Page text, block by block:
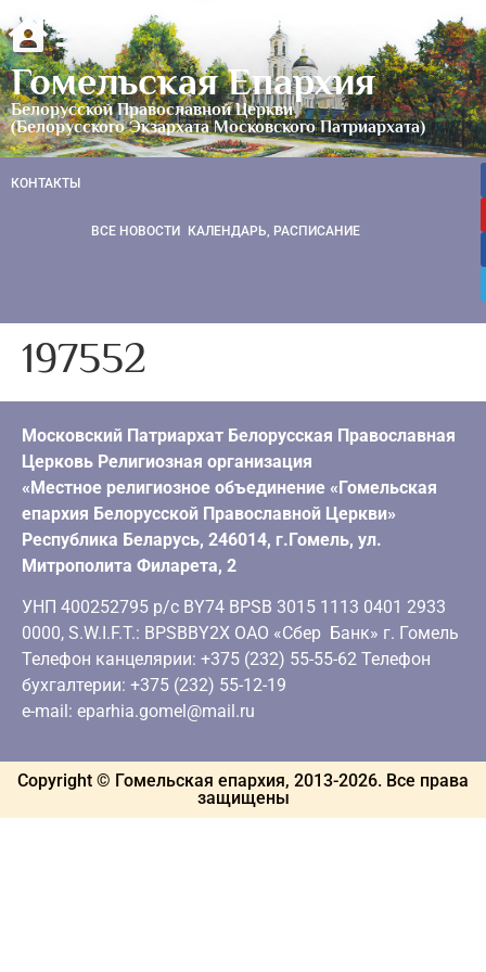
Гомельская Епархия
Белорусской Православной Церкви
(Белорусского Экзархата Московского Патриархата)
КОНТАКТЫ
ВСЕ НОВОСТИ КАЛЕНДАРЬ, РАСПИСАНИЕ
197552
Московский Патриархат Белорусская Православная
Церковь Религиозная организация
«Местное религиозное объединение «Гомельская
епархия Белорусской Православной Церкви»
Республика Беларусь, 246014, г.Гомель, ул.
Митрополита Филарета, 2
УНП 400252795 р/с BY74 BPSB 3015 1113 0401 2933
0000, S.W.I.F.T.: BPSBBY2X ОАО «Сбер Банк» г. Гомель
Телефон канцелярии: +375 (232) 55-55-62 Телефон
бухгалтерии: +375 (232) 55-12-19
e-mail: eparhia.gomel@mail.ru
Copyright © Гомельская епархия, 2013-2026. Все права
защищены